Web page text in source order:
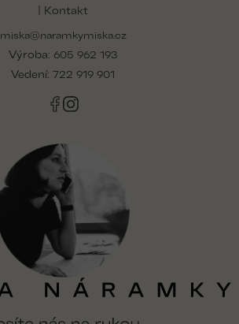
n
| Kontakt
miska@naramkymiska.cz
Výroba: 605 962 193
Vedení: 722 919 901